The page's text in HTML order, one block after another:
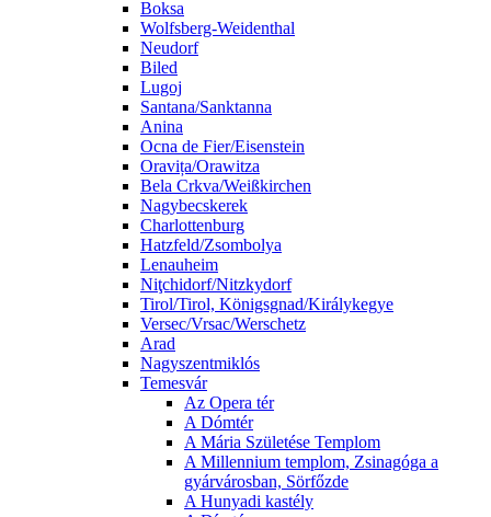
Boksa
Wolfsberg-Weidenthal
Neudorf
Biled
Lugoj
Santana/Sanktanna
Anina
Ocna de Fier/Eisenstein
Oravița/Orawitza
Bela Crkva/Weißkirchen
Nagybecskerek
Charlottenburg
Hatzfeld/Zsombolya
Lenauheim
Niţchidorf/Nitzkydorf
Tirol/Tirol, Königsgnad/Királykegye
Versec/Vrsac/Werschetz
Arad
Nagyszentmiklós
Temesvár
Az Opera tér
A Dómtér
A Mária Születése Templom
A Millennium templom, Zsinagóga a
gyárvárosban, Sörfőzde
A Hunyadi kastély